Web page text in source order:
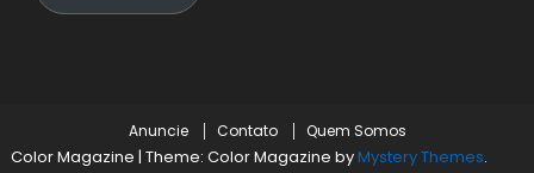
Anuncie Contato Quem Somos
Color Magazine | Theme: Color Magazine byMystery Themes.